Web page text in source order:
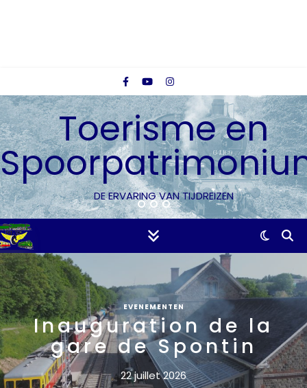
Toerisme en
DE ERVARING VAN TIJDREIZEN
EVENEMENTEN
Inauguration de la
gare de Spontin
22 juillet 2026